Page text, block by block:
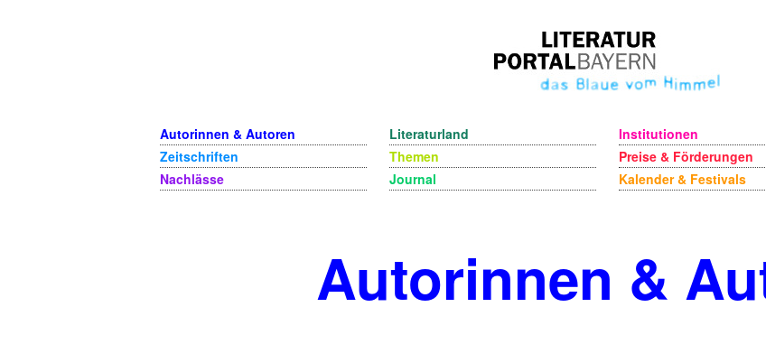
Autorinnen & Autoren
Zeitschriften
Nachlässe
Literaturland
Themen
Journal
Institutionen
Preise & Förderungen
Kalender & Festivals
Autorinnen &